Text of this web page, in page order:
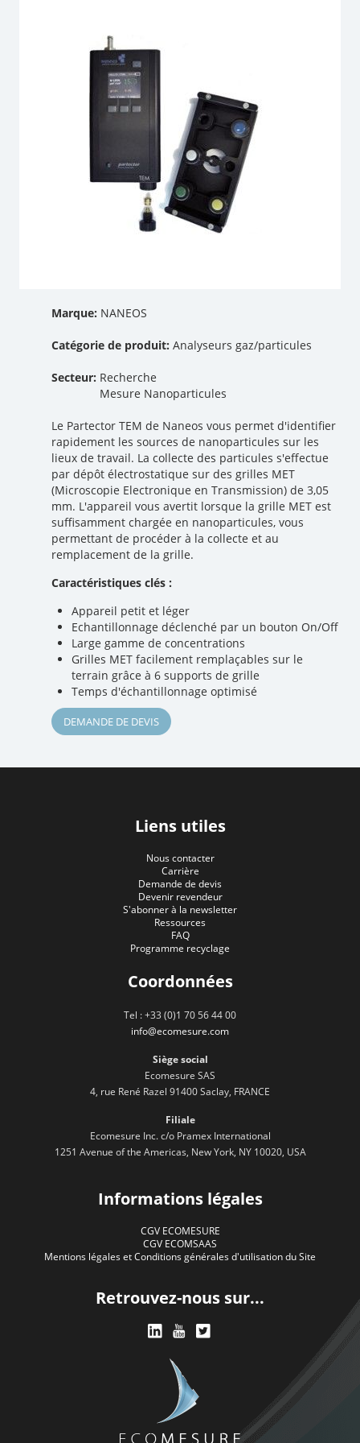
Marque: NANEOS
Catégorie de produit: Analyseurs gaz/particules
Secteur: Recherche
Mesure Nanoparticules
Le Partector TEM de Naneos vous permet d'identifier
rapidement les sources de nanoparticules sur les
lieux de travail. La collecte des particules s'effectue
par dépôt électrostatique sur des grilles MET
(Microscopie Electronique en Transmission) de 3,05
mm. L'appareil vous avertit lorsque la grille MET est
suffisamment chargée en nanoparticules, vous
permettant de procéder à la collecte et au
remplacement de la grille.
Caractéristiques clés :
Appareil petit et léger
Echantillonnage déclenché par un bouton On/Off
Large gamme de concentrations
Grilles MET facilement remplaçables sur le
terrain grâce à 6 supports de grille
Temps d'échantillonnage optimisé
DEMANDE DE DEVIS
Liens utiles
Nous contacter
Carrière
Demande de devis
Devenir revendeur
S'abonner à la newsletter
Ressources
FAQ
Programme recyclage
Coordonnées
Tel : +33 (0)1 70 56 44 00
info@ecomesure.com
Siège social
Ecomesure SAS
4, rue René Razel 91400 Saclay, FRANCE
Filiale
Ecomesure Inc. c/o Pramex International
1251 Avenue of the Americas, New York, NY 10020, USA
Informations légales
CGV ECOMESURE
CGV ECOMSAAS
Mentions légales et Conditions générales d'utilisation du Site
Retrouvez-nous sur...